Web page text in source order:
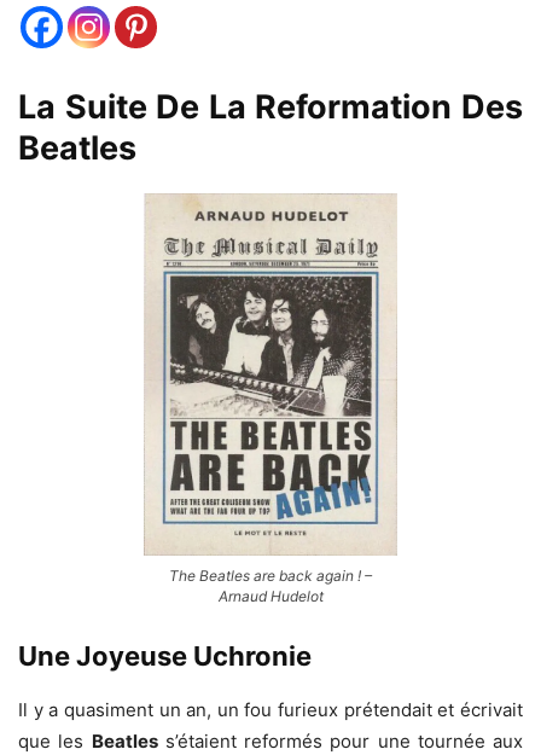
La Suite De La Reformation Des
Beatles
The Beatles are back again ! –
Arnaud Hudelot
Une Joyeuse Uchronie
Il y a quasiment un an, un fou furieux prétendait et écrivait
que les Beatless’étaient reformés pour une tournée aux